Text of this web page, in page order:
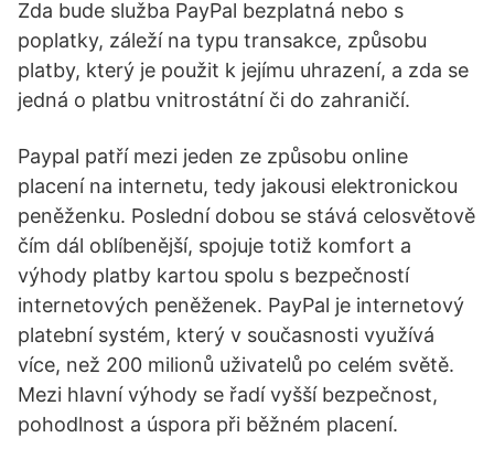
Zda bude služba PayPal bezplatná nebo s
poplatky, záleží na typu transakce, způsobu
platby, který je použit k jejímu uhrazení, a zda se
jedná o platbu vnitrostátní či do zahraničí.
Paypal patří mezi jeden ze způsobu online
placení na internetu, tedy jakousi elektronickou
peněženku. Poslední dobou se stává celosvětově
čím dál oblíbenější, spojuje totiž komfort a
výhody platby kartou spolu s bezpečností
internetových peněženek. PayPal je internetový
platební systém, který v současnosti využívá
více, než 200 milionů uživatelů po celém světě.
Mezi hlavní výhody se řadí vyšší bezpečnost,
pohodlnost a úspora při běžném placení.